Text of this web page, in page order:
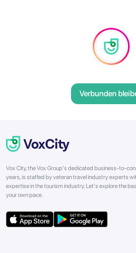
Verbunden
Vox City, the Vox Group's dedicated business-to-
years, is staffed by veteran travel industry experts
expertise in the tourism industry. Let's explore the
your own pace.